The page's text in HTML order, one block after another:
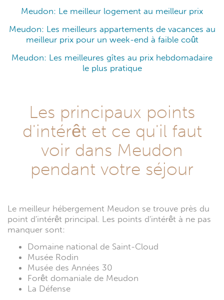
Meudon: Le meilleur logement au meilleur prix
Meudon: Les meilleurs appartements de vacances au
meilleur prix pour un week-end à faible coût
Meudon: Les meilleures gîtes au prix hebdomadaire
le plus pratique
Les principaux points
d'intérêt et ce qu'il faut
voir dans Meudon
pendant votre séjour
Le meilleur hébergement Meudon se trouve près du
point d'intérêt principal. Les points d'intérêt à ne pas
manquer sont:
Domaine national de Saint-Cloud
Musée Rodin
Musée des Années 30
Forêt domaniale de Meudon
La Défense